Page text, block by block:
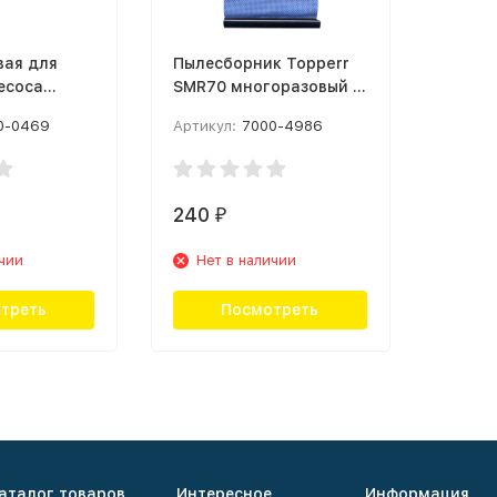
для
White
0469
Пылесборник Topperr
SMR70 многоразовый 1
Артикул: 7000-4986
240 ₽
Нет в наличии
Посмотреть